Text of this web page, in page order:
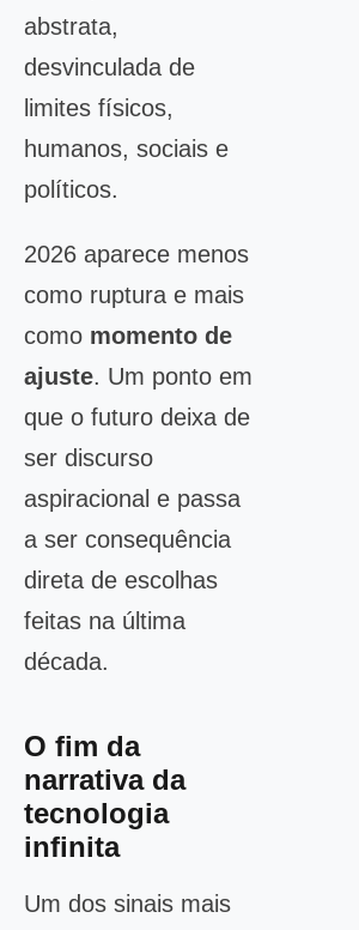
abstrata,
desvinculada de
limites físicos,
humanos, sociais e
políticos.
2026 aparece menos
como ruptura e mais
como momento de
ajuste. Um ponto em
que o futuro deixa de
ser discurso
aspiracional e passa
a ser consequência
direta de escolhas
feitas na última
década.
O fim da
narrativa da
tecnologia
infinita
Um dos sinais mais